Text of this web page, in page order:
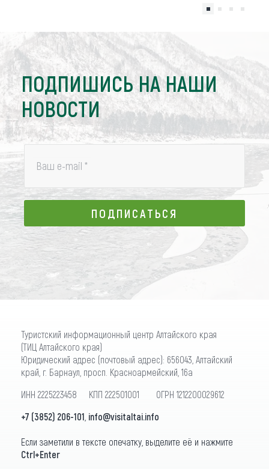
ПОДПИШИСЬ НА НАШИ
НОВОСТИ
Ваш e-mail *
ПОДПИСАТЬСЯ
ПОДПИСАТЬСЯ
Туристский информационный центр Алтайского края
(ТИЦ Алтайского края)
Юридический адрес (почтовый адрес): 656043, Алтайский
край, г. Барнаул, просп. Красноармейский, 16а
ИНН 2225223458 КПП 222501001 ОГРН 1212200029612
+7 (3852) 206-101 info@visitaltai.info
Если заметили в тексте опечатку, выделите её и нажмите
Ctrl+Enter